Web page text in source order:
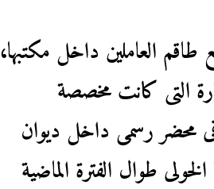
العاملين داخل مكتبها،
التى كانت مخصصة
فى محضر رسمى داخل ديوان
طوال الفترة الماضية